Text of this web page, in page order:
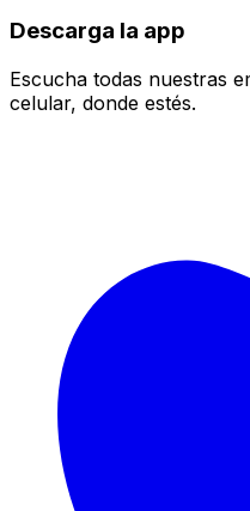
Descarga la app
Escucha todas nuestras
celular, donde estés.